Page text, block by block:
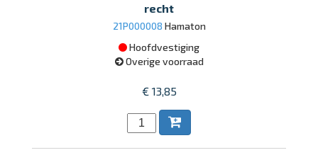
recht
21P000008 Hamaton
Hoofdvestiging
Overige voorraad
€ 13,85